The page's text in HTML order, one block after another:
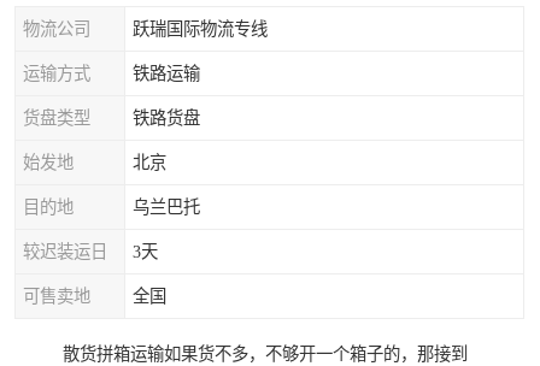
物流公司 跃瑞国际物流专线
运输方式 铁路运输
货盘类型 铁路货盘
始发地 北京
目的地 乌兰巴托
较迟装运日 3天
可售卖地 全国
散货拼箱运输如果货不多，不够开一个箱子的，那接到